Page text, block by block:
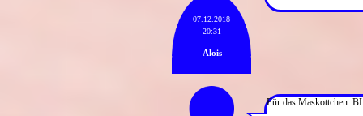
07.12.2018
20:31
Alois
Für das Maskottchen: